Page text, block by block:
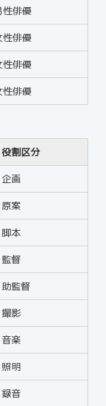
性俳優
性俳優
性俳優
性俳優
役割区分
企画
原案
脚本
監督
助監督
撮影
音楽
照明
録音